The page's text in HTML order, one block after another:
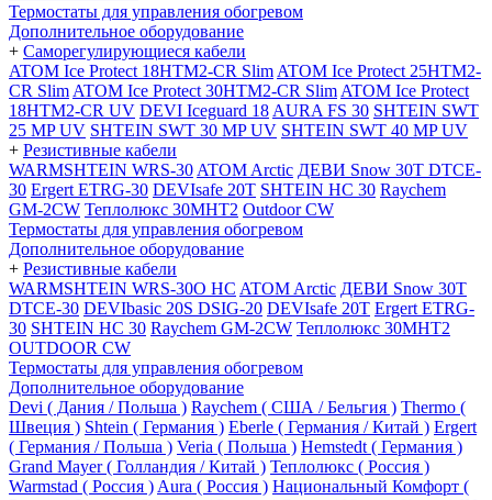
Термостаты для управления обогревом
Дополнительное оборудование
+ Саморегулирующиеся кабели
ATOM Ice Protect 18HTM2-CR Slim ATOM Ice Protect 25HTM2-
CR Slim ATOM Ice Protect 30HTM2-CR Slim ATOM Ice Protect
18HTM2-CR UV DEVI Iceguard 18 AURA FS 30 SHTEIN SWT
25 MP UV SHTEIN SWT 30 MP UV SHTEIN SWT 40 MP UV
+ Резистивные кабели
WARMSHTEIN WRS-30 ATOM Arctic ДЕВИ Snow 30T DTCE-
30 Ergert ETRG-30 DEVIsafe 20T SHTEIN HC 30 Raychem
GM-2CW Теплолюкс 30МНТ2 Outdoor CW
Термостаты для управления обогревом
Дополнительное оборудование
+ Резистивные кабели
WARMSHTEIN WRS-30O HC ATOM Arctic ДЕВИ Snow 30T
DTCE-30 DEVIbasic 20S DSIG-20 DEVIsafe 20T Ergert ETRG-
30 SHTEIN HC 30 Raychem GM-2CW Теплолюкс 30МНТ2
OUTDOOR CW
Термостаты для управления обогревом
Дополнительное оборудование
Devi ( Дания / Польша ) Raychem ( США / Бельгия ) Thermo (
Швеция ) Shtein ( Германия ) Eberle ( Германия / Китай ) Ergert
( Германия / Польша ) Veria ( Польша ) Hemstedt ( Германия )
Grand Mayer ( Голландия / Китай ) Теплолюкс ( Россия )
Warmstad ( Россия ) Aura ( Россия ) Национальный Комфорт (